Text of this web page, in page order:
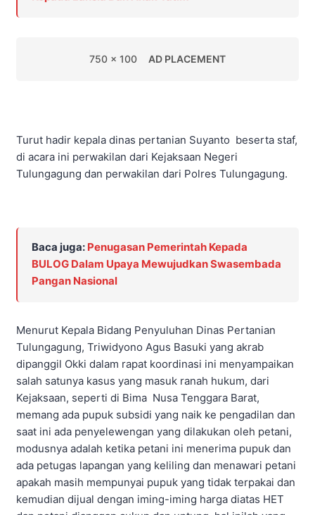
750 x 100 AD PLACEMENT
Turut hadir kepala dinas pertanian Suyanto beserta staf,
di acara ini perwakilan dari Kejaksaan Negeri
Tulungagung dan perwakilan dari Polres Tulungagung.
Baca juga: Penugasan Pemerintah Kepada
BULOG Dalam Upaya Mewujudkan Swasembada
Pangan Nasional
Menurut Kepala Bidang Penyuluhan Dinas Pertanian
Tulungagung, Triwidyono Agus Basuki yang akrab
dipanggil Okki dalam rapat koordinasi ini menyampaikan
salah satunya kasus yang masuk ranah hukum, dari
Kejaksaan, seperti di Bima Nusa Tenggara Barat,
memang ada pupuk subsidi yang naik ke pengadilan dan
saat ini ada penyelewengan yang dilakukan oleh petani,
modusnya adalah ketika petani ini menerima pupuk dan
ada petugas lapangan yang keliling dan menawari petani
apakah masih mempunyai pupuk yang tidak terpakai dan
kemudian dijual dengan iming-iming harga diatas HET